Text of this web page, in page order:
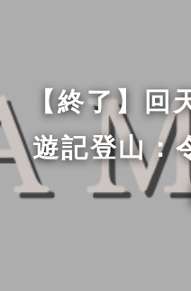
【終了】回
遊記登山：